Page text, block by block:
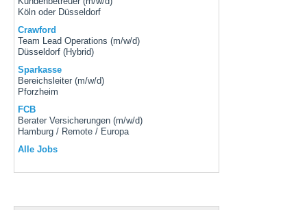
Köln oder Düsseldorf
Crawford
Team Lead Operations (m/w/d)
Düsseldorf (Hybrid)
Sparkasse
Bereichsleiter (m/w/d)
Pforzheim
FCB
Berater Versicherungen (m/w/d)
Hamburg / Remote / Europa
Alle Jobs